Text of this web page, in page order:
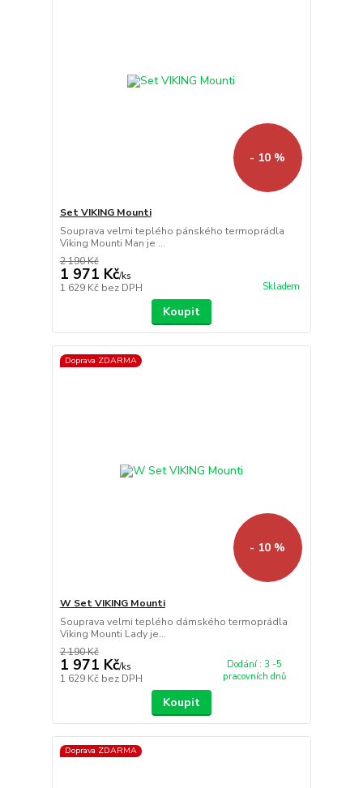
- 10 %
Set VIKING Mounti
Souprava velmi teplého pánského termoprádla
Viking Mounti Man je ...
2 190 Kč
1 971 Kč/ks
1 629 Kč bez DPH Skladem
Koupit
Doprava ZDARMA
- 10 %
W Set VIKING Mounti
Souprava velmi teplého dámského termoprádla
Viking Mounti Lady je...
2 190 Kč
1 971 Kč/ks
1 629 Kč bez DPH
Dodání : 3 -5
pracovních dnů
Koupit
Doprava ZDARMA